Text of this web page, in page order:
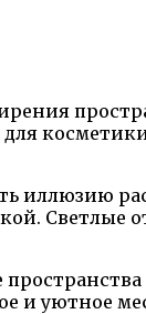
иллюзию
Светлые
уютное